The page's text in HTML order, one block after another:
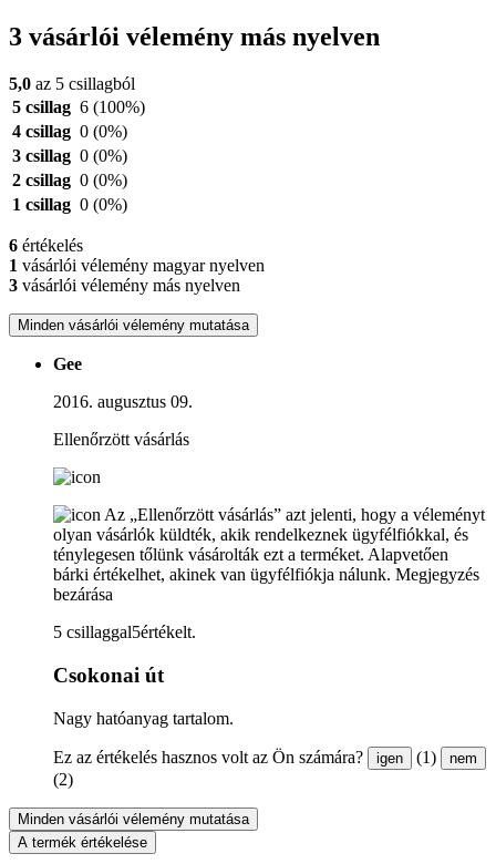
3 vásárlói vélemény más nyelven
5,0 az 5 csillagból
5 csillag 6 (100%)
4 csillag 0 (0%)
3 csillag 0 (0%)
2 csillag 0 (0%)
1 csillag 0 (0%)
6 értékelés
1 vásárlói vélemény magyar nyelven
3 vásárlói vélemény más nyelven
Minden vásárlói vélemény mutatása
Gee
2016. augusztus 09.
Ellenőrzött vásárlás
Az „Ellenőrzött vásárlás” azt jelenti, hogy a véleményt
olyan vásárlók küldték, akik rendelkeznek ügyfélfiókkal, és
ténylegesen tőlünk vásárolták ezt a terméket. Alapvetően
bárki értékelhet, akinek van ügyfélfiókja nálunk. Megjegyzés
bezárása
5 csillaggal5értékelt.
Csokonai út
Nagy hatóanyag tartalom.
Ez az értékelés hasznos volt az Ön számára? igen (1) nem
(2)
Minden vásárlói vélemény mutatása
A termék értékelése